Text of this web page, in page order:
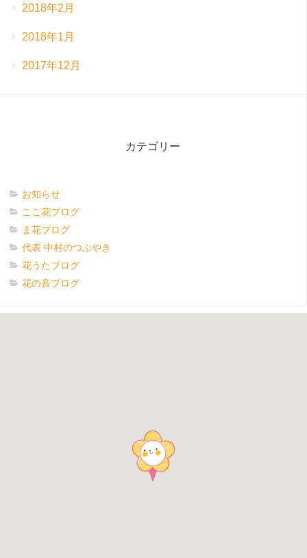
2018年2月
2018年1月
2017年12月
カテゴリー
お知らせ
ここ花ブログ
ま花ブログ
代表 中村のつぶやき
花うたブログ
花の音ブログ